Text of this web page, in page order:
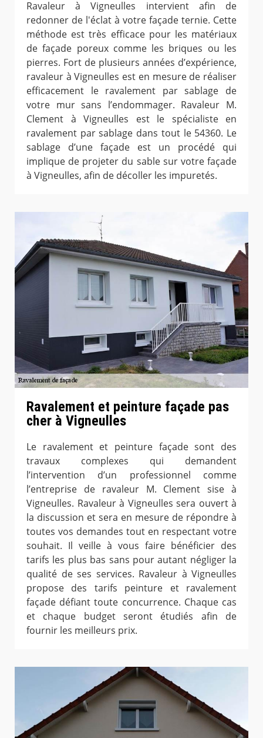
Ravaleur à Vigneulles intervient afin de
redonner de l'éclat à votre façade ternie. Cette
méthode est très efficace pour les matériaux
de façade poreux comme les briques ou les
pierres. Fort de plusieurs années d’expérience,
ravaleur à Vigneulles est en mesure de réaliser
efficacement le ravalement par sablage de
votre mur sans l’endommager. Ravaleur M.
Clement à Vigneulles est le spécialiste en
ravalement par sablage dans tout le 54360. Le
sablage d’une façade est un procédé qui
implique de projeter du sable sur votre façade
à Vigneulles, afin de décoller les impuretés.
Ravalement et peinture façade pas
cher à Vigneulles
Le ravalement et peinture façade sont des
travaux complexes qui demandent
l’intervention d’un professionnel comme
l’entreprise de ravaleur M. Clement sise à
Vigneulles. Ravaleur à Vigneulles sera ouvert à
la discussion et sera en mesure de répondre à
toutes vos demandes tout en respectant votre
souhait. Il veille à vous faire bénéficier des
tarifs les plus bas sans pour autant négliger la
qualité de ses services. Ravaleur à Vigneulles
propose des tarifs peinture et ravalement
façade défiant toute concurrence. Chaque cas
et chaque budget seront étudiés afin de
fournir les meilleurs prix.